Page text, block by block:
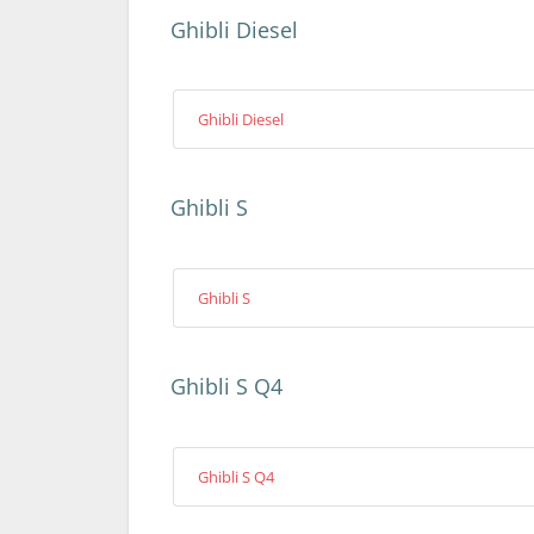
Ghibli Diesel
Ghibli Diesel
Ghibli S
Ghibli S
Ghibli S Q4
Ghibli S Q4